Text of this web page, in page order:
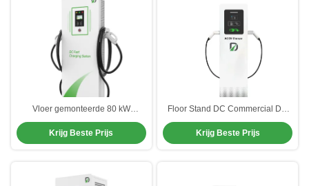
Vloer gemonteerde 80 kW
gelijkstroomlader geschikt voor
openbare laadpalen
Krijg Beste Prijs
Floor Stand DC Commercial DC
Fast Charging Station Type 2
elektrische auto-oplader
waterdicht
Krijg Beste Prijs